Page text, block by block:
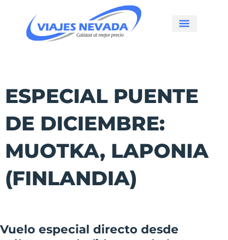
contenido
ESPECIAL PUENTE
DE DICIEMBRE:
MUOTKA, LAPONIA
(FINLANDIA)
Vuelo especial directo desde